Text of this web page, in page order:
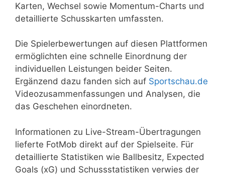
Karten, Wechsel sowie Momentum-Charts und
detaillierte Schusskarten umfassten.
Die Spielerbewertungen auf diesen Plattformen
ermöglichten eine schnelle Einordnung der
individuellen Leistungen beider Seiten.
Ergänzend dazu fanden sich auf Sportschau.de
Videozusammenfassungen und Analysen, die
das Geschehen einordneten.
Informationen zu Live-Stream-Übertragungen
lieferte FotMob direkt auf der Spielseite. Für
detaillierte Statistiken wie Ballbesitz, Expected
Goals (xG) und Schussstatistiken verwies der